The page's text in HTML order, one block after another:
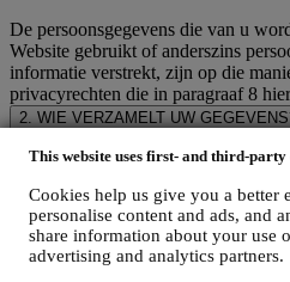
This website uses first- and third-party
Cookies help us give you a better
personalise content and ads, and
share information about your use
advertising and analytics partners.
De persoonsgegevens die van u
Website gebruikt of anderszins
informatie verstrekt, zijn op die
privacyrechten die in paragraaf 8
2. WIE VERZAMELT UW
via de website worden
Drukpersstraat 4, 1000 Brussel,
Als u ermee instemt om
ontvangen, worden uw gegevens
consumentendatabase van Le